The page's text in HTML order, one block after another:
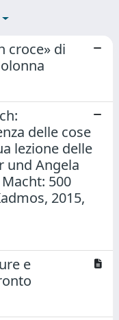
croce» di
delle cose
lezione delle
und Angela
500
2015,
e